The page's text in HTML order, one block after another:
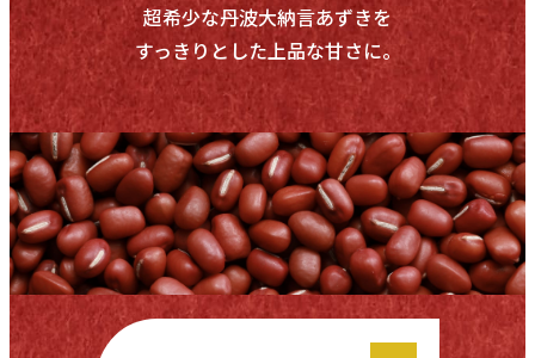
超希少な丹波大納言あずきを
すっきりとした上品な甘さに。